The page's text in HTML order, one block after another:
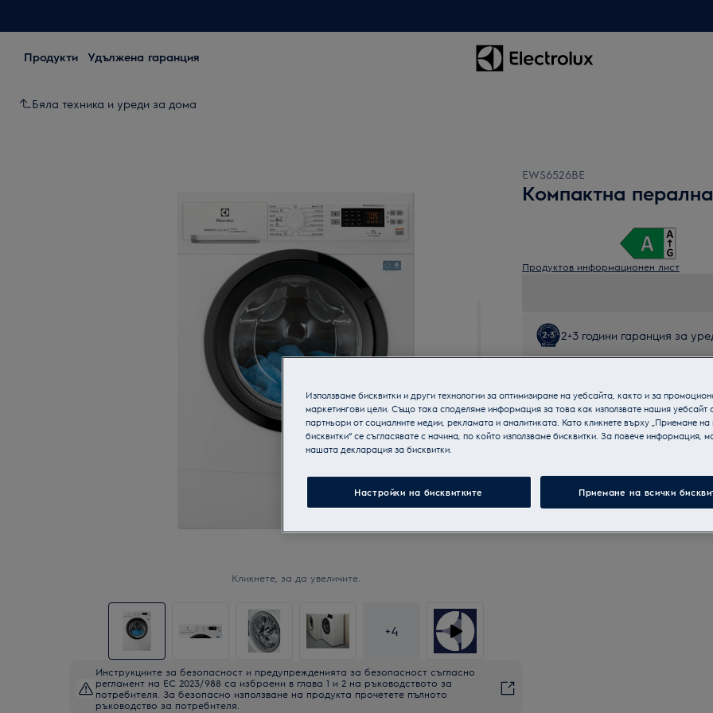
Продукти Удължена гаранция
Бяла техника и уреди за дома
Кликнете, за да увеличите.
+4
Инструкциите за безопасност и предупрежденията за безопасност съгласно
регламент на ЕС 2023/988 са изброени в глава 1 и 2 на ръководството за
потребителя. За безопасно използване на продукта прочетете пълното
ръководство за потребителя.
EWS6526BE
Компактна
Продуктов информационен лист
2+3 години гаранция за
Използваме бисквитки и други технологии за оптимизиране на уебсайта, както и за
маркетингови цели. Също така споделяме информация за това как използвате нашия уебсайт
партньори от социалните медии, рекламата и аналитиката. Като кликнете върху „Приемане на
бисквитки“ се съгласявате с начина, по който използваме бисквитки. За повече информация,
нашата декларация за бисквитки.
Настройки на бисквитките Приемане на всички